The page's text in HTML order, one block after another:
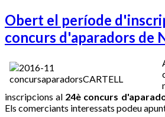
Obert el període
concurs d'aparadors de
inscripcions al 24è concurs
Els comerciants interessats podeu